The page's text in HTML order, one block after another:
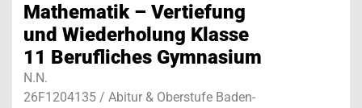
Mathematik – Vertiefung
und Wiederholung Klasse
11 Berufliches Gymnasium
N.N.
26F1204135 / Abitur & Oberstufe Baden-